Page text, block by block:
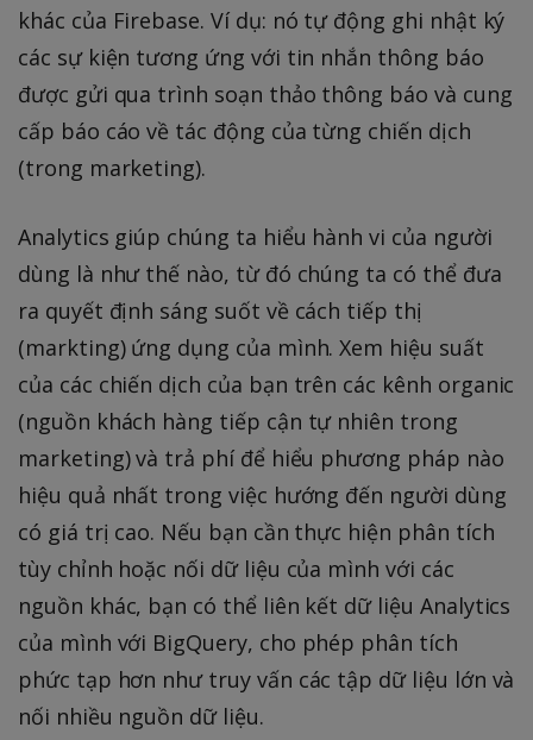
khác của Firebase. Ví dụ: nó tự động ghi nhật ký
các sự kiện tương ứng với tin nhắn thông báo
được gửi qua trình soạn thảo thông báo và cung
cấp báo cáo về tác động của từng chiến dịch
(trong marketing).
Analytics giúp chúng ta hiểu hành vi của người
dùng là như thế nào, từ đó chúng ta có thể đưa
ra quyết định sáng suốt về cách tiếp thị
(markting) ứng dụng của mình. Xem hiệu suất
của các chiến dịch của bạn trên các kênh organic
(nguồn khách hàng tiếp cận tự nhiên trong
marketing) và trả phí để hiểu phương pháp nào
hiệu quả nhất trong việc hướng đến người dùng
có giá trị cao. Nếu bạn cần thực hiện phân tích
tùy chỉnh hoặc nối dữ liệu của mình với các
nguồn khác, bạn có thể liên kết dữ liệu Analytics
của mình với BigQuery, cho phép phân tích
phức tạp hơn như truy vấn các tập dữ liệu lớn và
nối nhiều nguồn dữ liệu.